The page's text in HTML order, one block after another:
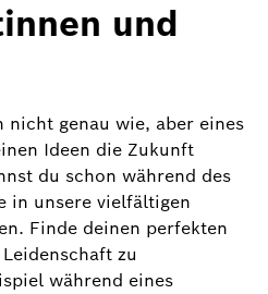
und
genau wie, aber eines
Ideen die Zukunft
du schon während des
in unsere vielfältigen
Finde deinen perfekten
zu
während eines